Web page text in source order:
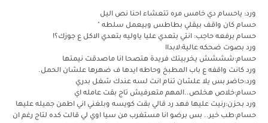
ورد: ياحسام دي خامس مره تتعشاء احنا نص اليل
حسام كان واقف بيقلي بطاطس وبيعمل سلطه "
حسام برفعه حاجب: انتي بتعدي عليا ياوليه بتعدي الاكل ع جوزك؟!
ورد بصوت ضحكه عالية:لابداا
حسام:شششش يخربيتك فريدة هتصحا انا ماصدقت نيمتها
ورد كانت واقفه ع باب المطبخ وحاطه ايدها ف ضهرها علشان الحمل.
ورد:حاضر بس يلا علشان تنام انت لسه عندك شغل بدري
حسام:خلاص هخلص..المهم متعرفيش تاج بقت عامله اي
ورد بحزن:رنيت عليها فهد رد قالي بقت كويسه وبلغني اني اطمن جميله عليها
حسام:طب خير.. بس برضو انا مستغرب من سيا اوي لي قالت كده لتاج رغم ان